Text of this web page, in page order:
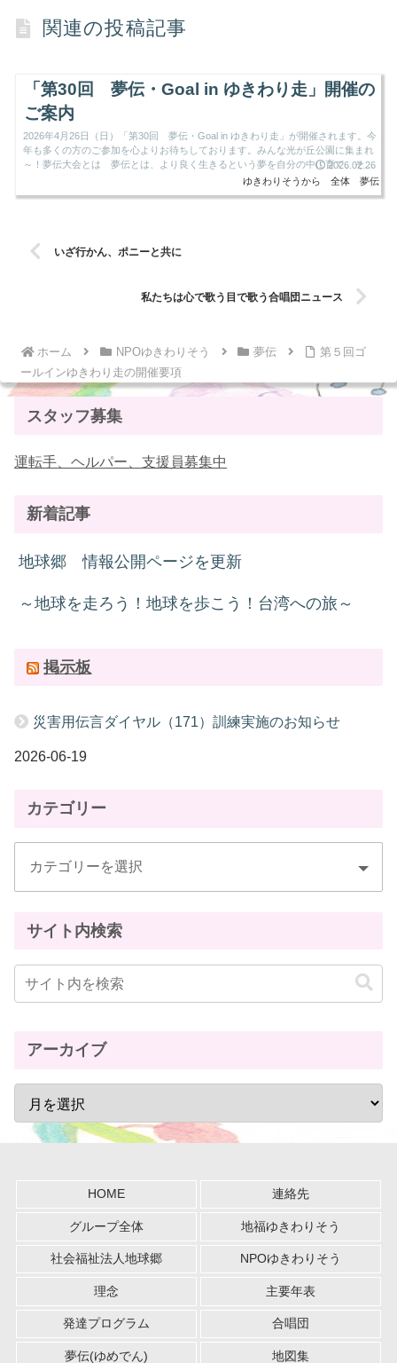
関連の投稿記事
「第30回 夢伝・Goal in ゆきわり走」開催の
ご案内
2026年4月26日（日）「第30回 夢伝・Goal in ゆきわり走」が開催されます。今
年も多くの方のご参加を心よりお待ちしております。みんな光が丘公園に集まれ
～！夢伝大会とは 夢伝とは、より良く生きるという夢を自分の中に育て、そし
2026.02.26
ゆきわりそうから
全体 夢伝
いざ行かん、ポニーと共に
私たちは心で歌う目で歌う合唱団ニュース
ホーム NPOゆきわりそう 夢伝
第５回ゴ
ールインゆきわり走の開催要項
スタッフ募集
運転手、ヘルパー、支援員募集中
新着記事
地球郷 情報公開ページを更新
～地球を走ろう！地球を歩こう！台湾への旅～
掲示板
災害用伝言ダイヤル（171）訓練実施のお知らせ
2026-06-19
カテゴリー
サイト内検索
アーカイブ
HOME 連絡先
グループ全体 地福ゆきわりそう
社会福祉法人地球郷 NPOゆきわりそう
理念 主要年表
発達プログラム 合唱団
夢伝(ゆめでん) 地図集